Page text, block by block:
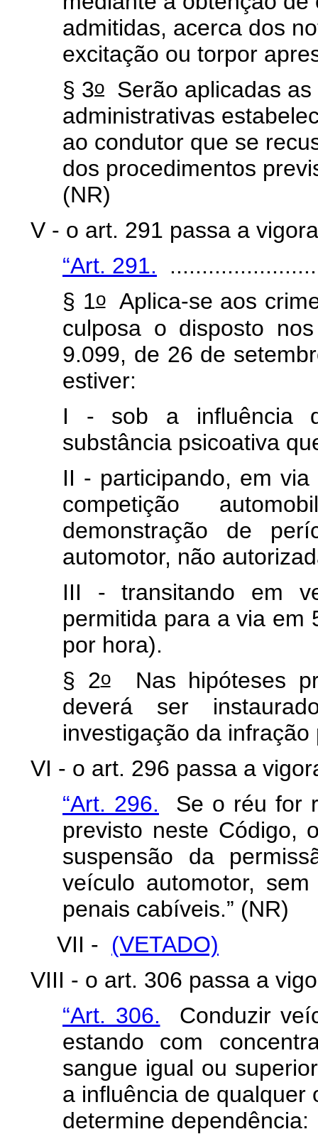
admitidas, acerca dos
excitação ou torpor
§ 3o Serão aplicadas
administrativas
ao condutor que se
dos procedimentos
(NR)
V - o art. 291 passa a
“Art. 291.
§ 1oAplica-se aos
culposa o disposto
9.099, de 26 de
estiver:
I - sob a influência
substância psicoativa
II - participando, em
competição
demonstração de
automotor, não
III - transitando em
permitida para a via em
por hora).
§ 2oNas hipóteses
deverá ser
investigação da
VI - o art. 296 passa a
“Art. 296. Se o réu for
previsto neste Código,
suspensão da
veículo automotor,
penais cabíveis.” (NR)
VII - (VETADO)
VIII - o art. 306 passa a
“Art. 306. Conduzir
estando com
sangue igual ou
a influência de qualquer
determine dependência: